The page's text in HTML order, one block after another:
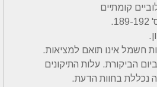
קומתיים
ביום הביקורת. עלות התיקונים
נכללת בחוות הדעת.